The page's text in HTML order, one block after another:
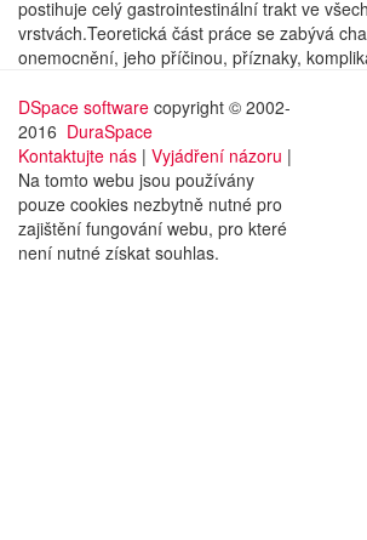
postihuje celý gastrointestinální trakt ve
vrstvách.Teoretická část práce se zabývá
onemocnění, jeho příčinou, příznaky,
DSpace software copyright © 2002-
2016 DuraSpace
Kontaktujte nás | Vyjádření názoru |
Na tomto webu jsou používány
pouze cookies nezbytně nutné pro
zajištění fungování webu, pro které
není nutné získat souhlas.